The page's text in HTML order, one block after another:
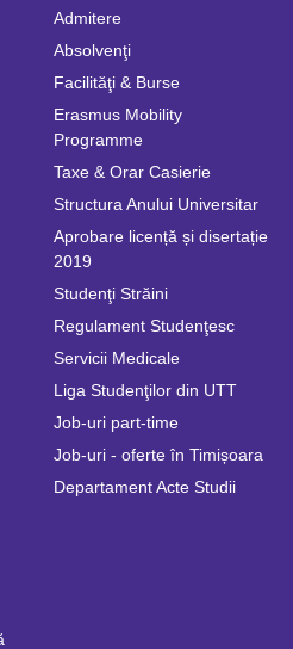
Admitere
Absolvenţi
Facilităţi & Burse
Erasmus Mobility
Programme
Taxe & Orar Casierie
Structura Anului Universitar
Aprobare licență și disertație
2019
Studenţi Străini
Regulament Studenţesc
Servicii Medicale
Liga Studenţilor din UTT
Job-uri part-time
Job-uri - oferte în Timișoara
Departament Acte Studii